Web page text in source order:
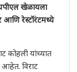
खेळायला
आणि रेस्टॉरंटमध्ये
कोहली यांच्यात
विराट